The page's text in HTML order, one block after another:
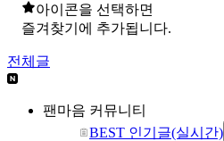
아이콘을 선택하면
즐겨찾기에 추가됩니다.
전체글
팬마음 커뮤니티
BEST 인기글(실시간)